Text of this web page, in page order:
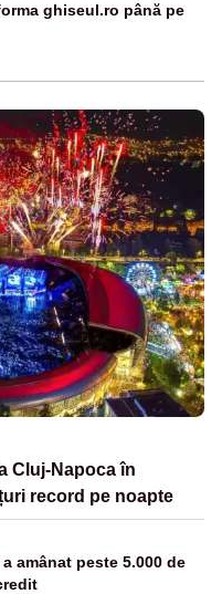
ghiseul.ro până pe
Cluj-Napoca în
record pe noapte
amânat peste 5.000 de